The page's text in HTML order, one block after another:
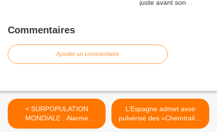
Commentaires
Ajouter un commentaire
< SURPOPULATION
MONDIALE : Alarme
réaliste justifiée ou montage
L’Espagne admet avoir
pulvérisé des «Chemtrails»
dans le cadre d’un